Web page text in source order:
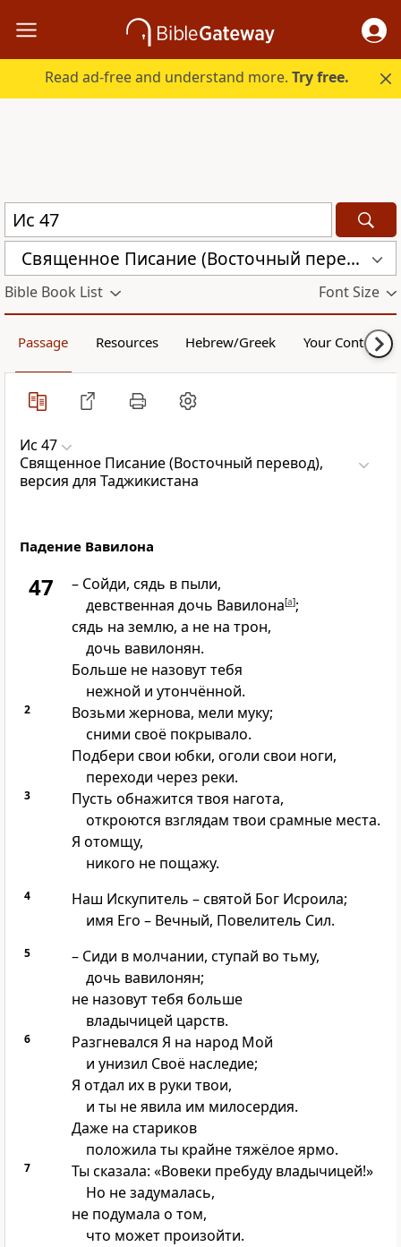
Read ad-free and understand more.Try free.
Священное Писание (Восточный перевод), версия для Таджикистана (CARST)
Bible Book List Font Size
Passage Resources Hebrew/Greek Your Content
Ис 47
Священное Писание (Восточный перевод),
версия для Таджикистана
Падение Вавилона
47
– Сойди, сядь в пыли,
девственная дочь Вавилона[a];
сядь на землю, а не на трон,
дочь вавилонян.
Больше не назовут тебя
нежной и утончённой.
2
Возьми жернова, мели муку;
сними своё покрывало.
Подбери свои юбки, оголи свои ноги,
переходи через реки.
3
Пусть обнажится твоя нагота,
откроются взглядам твои срамные места.
Я отомщу,
никого не пощажу.
4
Наш Искупитель – святой Бог Исроила;
имя Его – Вечный, Повелитель Сил.
5
– Сиди в молчании, ступай во тьму,
дочь вавилонян;
не назовут тебя больше
владычицей царств.
6
Разгневался Я на народ Мой
и унизил Своё наследие;
Я отдал их в руки твои,
и ты не явила им милосердия.
Даже на стариков
положила ты крайне тяжёлое ярмо.
7
Ты сказала: «Вовеки пребуду владычицей!»
Но не задумалась,
не подумала о том,
что может произойти.